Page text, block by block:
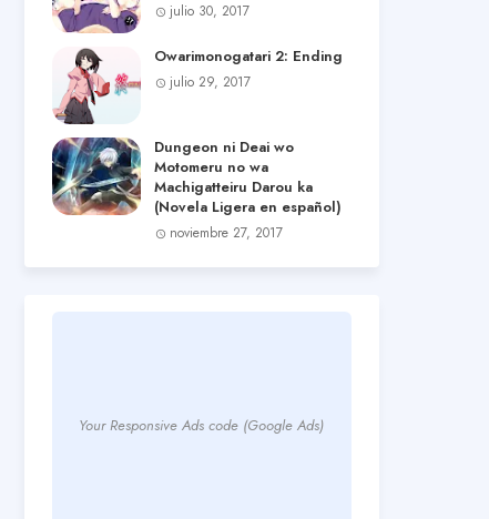
julio 30, 2017
Owarimonogatari 2: Ending
julio 29, 2017
Dungeon ni Deai wo
Motomeru no wa
Machigatteiru Darou ka
(Novela Ligera en español)
noviembre 27, 2017
Your Responsive Ads code (Google Ads)